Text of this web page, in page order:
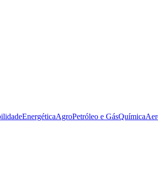
EnergéticaAgroPetróleo e GásQuímica